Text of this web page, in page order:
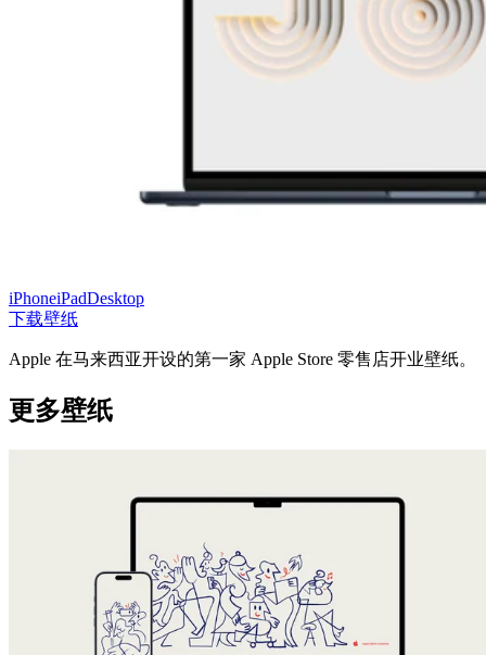
iPhoneiPadDesktop
下载壁纸
Apple 在马来西亚开设的第一家 Apple Store 零售店开业壁纸。
更多壁纸